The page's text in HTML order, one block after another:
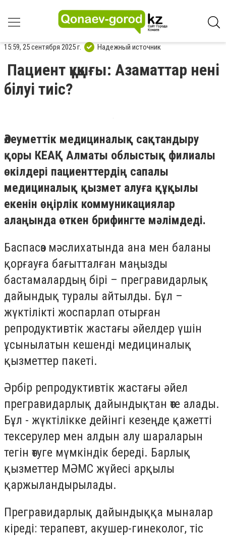
15:59, 25 сентября 2025 г. Надежный источник
Пациент құқығы: Азаматтар нені
білуі тиіс?
Әлеуметтік медициналық сақтандыру
қоры КЕАҚ Алматы облыстық филиалы
өкілдері пациенттердің сапалы
медициналық қызмет алуға құқылы
екенін өңірлік коммуникациялар
алаңында өткен брифингте мәлімдеді.
Баспасөз мәслихатында ана мен баланы
қорғауға бағытталған маңызды
бастамалардың бірі – прегравидарлық
дайындық туралы айтылды. Бұл –
жүктілікті жоспарлап отырған
репродуктивтік жастағы әйелдер үшін
ұсынылатын кешенді медициналық
қызметтер пакеті.
Әрбір репродуктивтік жастағы әйел
прегравидарлық дайындықтан өте алады.
Бұл - жүктілікке дейінгі кезеңде қажетті
тексерулер мен алдын алу шараларын
тегін өтуге мүмкіндік береді. Барлық
қызметтер МӘМС жүйесі арқылы
қаржыландырылады.
Прегравидарлық дайындыққа мыналар
кіреді: терапевт, акушер-гинеколог, тіс